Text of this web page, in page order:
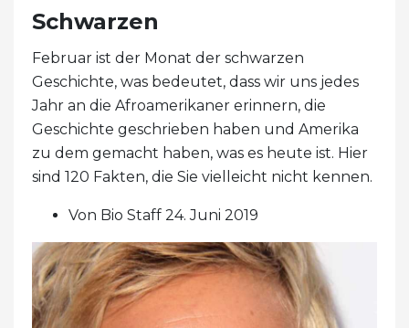
Schwarzen
Februar ist der Monat der schwarzen
Geschichte, was bedeutet, dass wir uns jedes
Jahr an die Afroamerikaner erinnern, die
Geschichte geschrieben haben und Amerika
zu dem gemacht haben, was es heute ist. Hier
sind 120 Fakten, die Sie vielleicht nicht kennen.
Von Bio Staff 24. Juni 2019